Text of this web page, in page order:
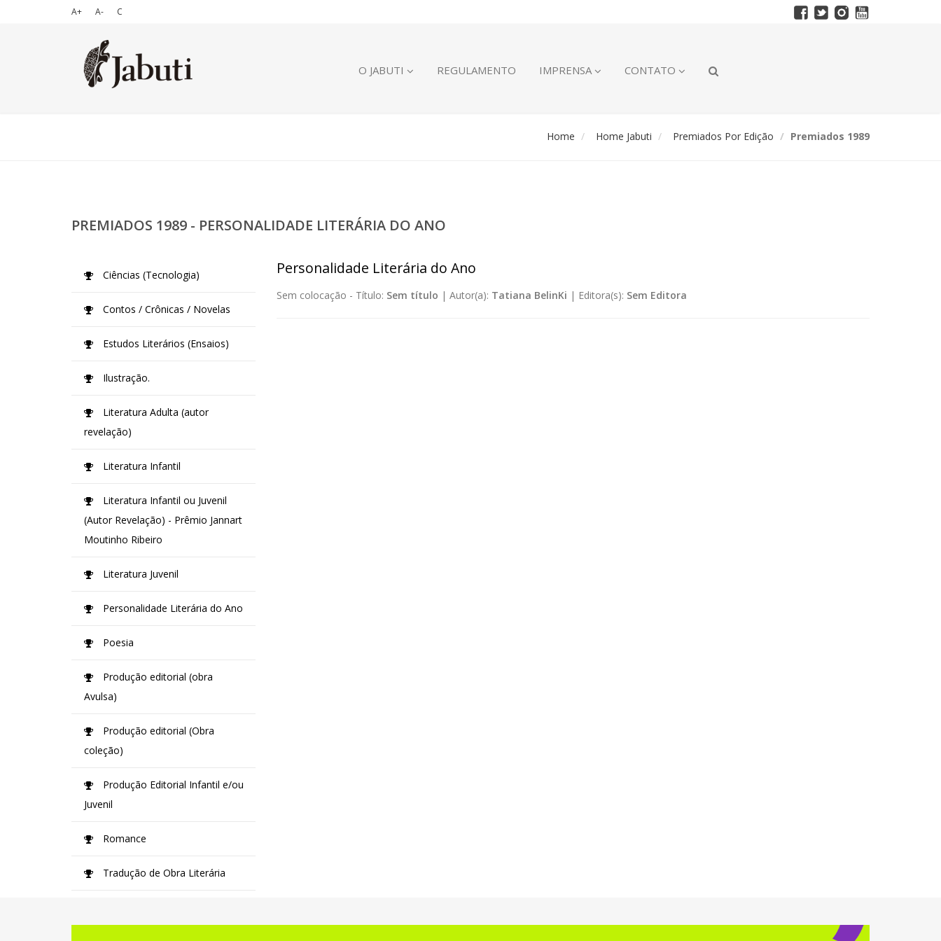
A+ A- C
O JABUTI REGULAMENTO IMPRENSA CONTATO
Home Home Jabuti Premiados Por Edição Premiados 1989
PREMIADOS 1989 - PERSONALIDADE LITERÁRIA DO ANO
Personalidade Literária do Ano
Sem colocação - Título: Sem título | Autor(a): Tatiana BelinKi | Editora(s): Sem Editora
Ciências (Tecnologia)
Contos / Crônicas / Novelas
Estudos Literários (Ensaios)
Ilustração.
Literatura Adulta (autor
revelação)
Literatura Infantil
Literatura Infantil ou Juvenil
(Autor Revelação) - Prêmio Jannart
Moutinho Ribeiro
Literatura Juvenil
Personalidade Literária do Ano
Poesia
Produção editorial (obra
Avulsa)
Produção editorial (Obra
coleção)
Produção Editorial Infantil e/ou
Juvenil
Romance
Tradução de Obra Literária